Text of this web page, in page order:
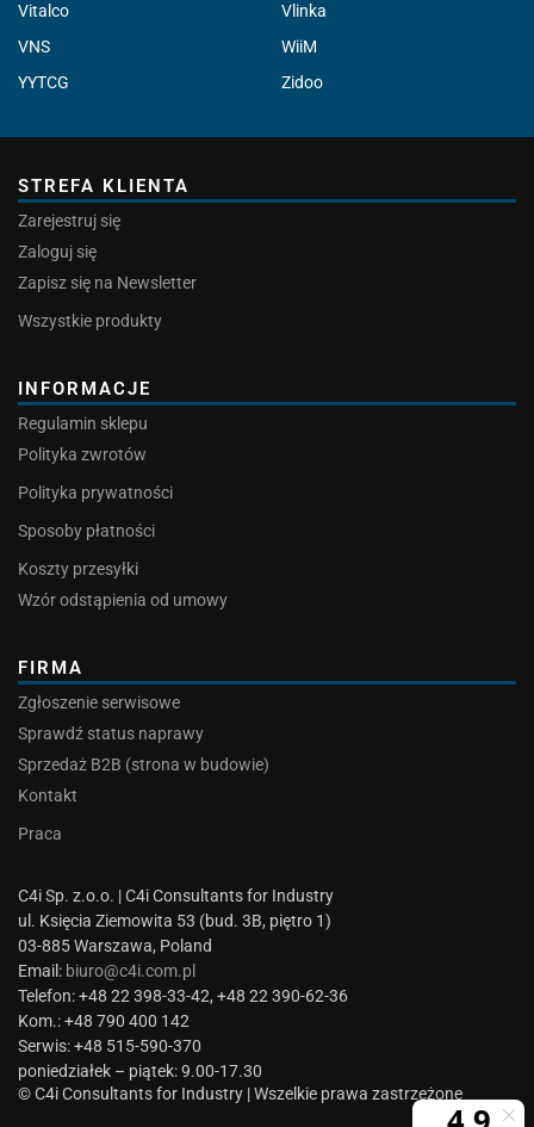
Vitalco
Vlinka
VNS
WiiM
YYTCG
Zidoo
STREFA KLIENTA
Zarejestruj się
Zaloguj się
Zapisz się na Newsletter
Wszystkie produkty
INFORMACJE
Regulamin sklepu
Polityka zwrotów
Polityka prywatności
Sposoby płatności
Koszty przesyłki
Wzór odstąpienia od umowy
FIRMA
Zgłoszenie serwisowe
Sprawdź status naprawy
Sprzedaż B2B (strona w budowie)
Kontakt
Praca
C4i Sp. z.o.o. | C4i Consultants for Industry
ul. Księcia Ziemowita 53 (bud. 3B, piętro 1)
03-885 Warszawa, Poland
Email: biuro@c4i.com.pl
Telefon: +48 22 398-33-42, +48 22 390-62-36
Kom.: +48 790 400 142
Serwis: +48 515-590-370
poniedziałek – piątek: 9.00-17.30
© C4i Consultants for Industry | Wszelkie prawa zastrzeżone